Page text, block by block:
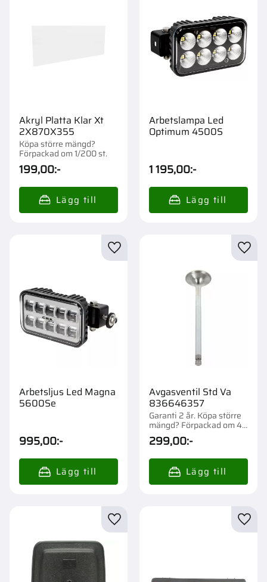
Akryl Platta Klar Xt
2X870X355
Köpa större mängd?
Förpackad om 1/200 st.
199,00:-
Arbetslampa Led
Optimum 4500S
1 195,00:-
Arbetsljus Led Magna
5600Se
995,00:-
Lägg till i favoriter
Avgasventil Std Va
836646357
Garanti 2 år. Köpa större
mängd? Förpackad om 4
st.
299,00:-
Lägg till i favoriter